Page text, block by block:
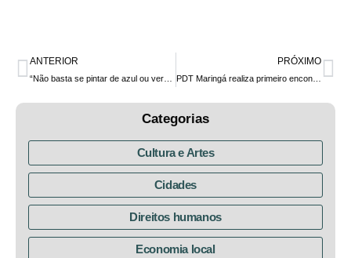
ANTERIOR PRÓXIMO
PDT Maringá realiza primeiro encontro regional do ano com a presença do presidente Goura
Categorias
Cultura e Artes
Cidades
Direitos humanos
Economia local